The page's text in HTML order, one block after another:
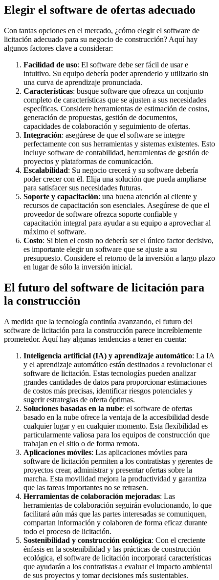
Elegir el software de ofertas adecuado
Con tantas opciones en el mercado, ¿cómo elegir el software de
licitación adecuado para su negocio de construcción? Aquí hay
algunos factores clave a considerar:
Facilidad de uso: El software debe ser fácil de usar e
intuitivo. Su equipo debería poder aprenderlo y utilizarlo sin
una curva de aprendizaje pronunciada.
Características: busque software que ofrezca un conjunto
completo de características que se ajusten a sus necesidades
específicas. Considere herramientas de estimación de costos,
generación de propuestas, gestión de documentos,
capacidades de colaboración y seguimiento de ofertas.
Integración: asegúrese de que el software se integre
perfectamente con sus herramientas y sistemas existentes. Esto
incluye software de contabilidad, herramientas de gestión de
proyectos y plataformas de comunicación.
Escalabilidad: Su negocio crecerá y su software debería
poder crecer con él. Elija una solución que pueda ampliarse
para satisfacer sus necesidades futuras.
Soporte y capacitación: una buena atención al cliente y
recursos de capacitación son esenciales. Asegúrese de que el
proveedor de software ofrezca soporte confiable y
capacitación integral para ayudar a su equipo a aprovechar al
máximo el software.
Costo: Si bien el costo no debería ser el único factor decisivo,
es importante elegir un software que se ajuste a su
presupuesto. Considere el retorno de la inversión a largo plazo
en lugar de sólo la inversión inicial.
El futuro del software de licitación para
la construcción
A medida que la tecnología continúa avanzando, el futuro del
software de licitación para la construcción parece increíblemente
prometedor. Aquí hay algunas tendencias a tener en cuenta:
Inteligencia artificial (IA) y aprendizaje automático: La IA
y el aprendizaje automático están destinados a revolucionar el
software de licitación. Estas tecnologías pueden analizar
grandes cantidades de datos para proporcionar estimaciones
de costos más precisas, identificar riesgos potenciales y
sugerir estrategias de oferta óptimas.
Soluciones basadas en la nube: el software de ofertas
basado en la nube ofrece la ventaja de la accesibilidad desde
cualquier lugar y en cualquier momento. Esta flexibilidad es
particularmente valiosa para los equipos de construcción que
trabajan en el sitio o de forma remota.
Aplicaciones móviles: Las aplicaciones móviles para
software de licitación permiten a los contratistas y gerentes de
proyectos crear, administrar y presentar ofertas sobre la
marcha. Esta movilidad mejora la productividad y garantiza
que las tareas importantes no se retrasen.
Herramientas de colaboración mejoradas: Las
herramientas de colaboración seguirán evolucionando, lo que
facilitará aún más que las partes interesadas se comuniquen,
compartan información y colaboren de forma eficaz durante
todo el proceso de licitación.
Sostenibilidad y construcción ecológica: Con el creciente
énfasis en la sostenibilidad y las prácticas de construcción
ecológica, el software de licitación incorporará características
que ayudarán a los contratistas a evaluar el impacto ambiental
de sus proyectos y tomar decisiones más sustentables.